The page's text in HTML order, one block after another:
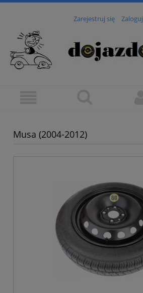
Zarejestruj się
Musa (2004-2012)